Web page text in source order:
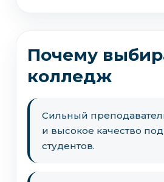
Почему
колледж
Сильный
и высокое качество
студентов.